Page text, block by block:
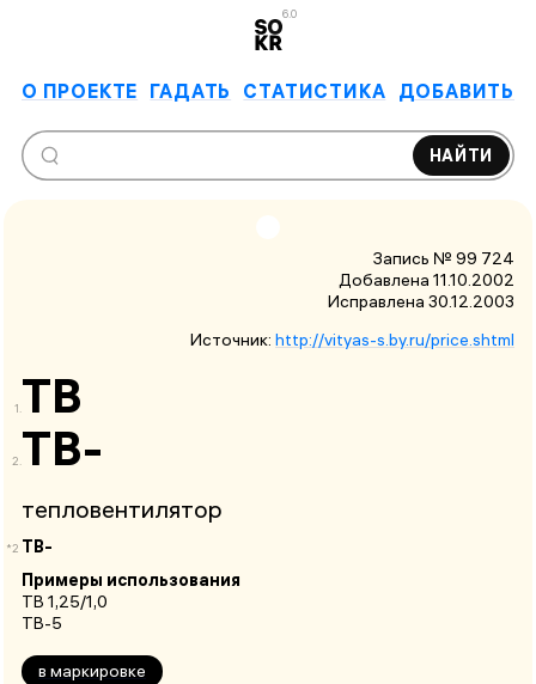
6.0
О ПРОЕКТЕ ГАДАТЬ СТАТИСТИКА ДОБАВИТЬ
НАЙТИ
Запись № 99 724
Добавлена 11.10.2002
Исправлена 30.12.2003
Источник: http://vityas-s.by.ru/price.shtml
ТВ
ТВ-
тепловентилятор
*2 ТВ-
Примеры использования
ТВ 1,25/1,0
ТВ-5
в маркировке